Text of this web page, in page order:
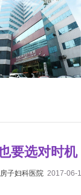
要选对时机
子妇科医院 2017-06-